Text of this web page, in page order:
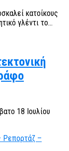
κατοίκους
γλέντι το...
18 Ιουλίου